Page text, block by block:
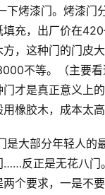
填充，出厂价在
方，这种门的门皮
不等。（主要
门才是真正意义上
橡胶木，成本太
……反正是无花八门
个要求，一是不